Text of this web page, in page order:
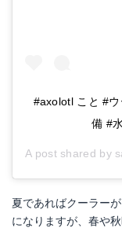
Amazonで詳細
#axolotl こと #
備 #
A post shared by
夏であればクーラー
になりますが、春や